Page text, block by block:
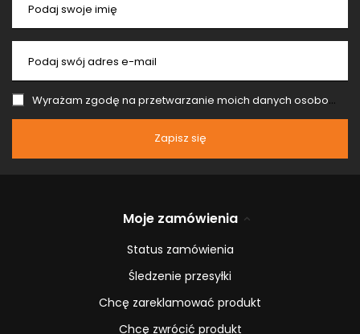
Podaj swoje imię
Podaj swój adres e-mail
Wyrażam zgodę na przetwarzanie moich danych osobowych (adres e-mail) na potrzeby wysyłki newslettera z informacją handlową (marketing). Więcej w
Zapisz się
Moje zamówienia
Status zamówienia
Śledzenie przesyłki
Chcę zareklamować produkt
Chcę zwrócić produkt